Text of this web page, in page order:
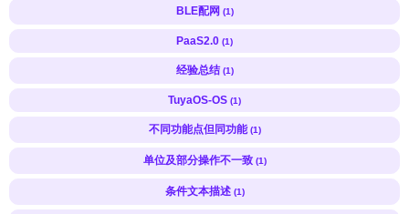
BLE配网 (1)
PaaS2.0 (1)
经验总结 (1)
TuyaOS-OS (1)
不同功能点但同功能 (1)
单位及部分操作不一致 (1)
条件文本描述 (1)